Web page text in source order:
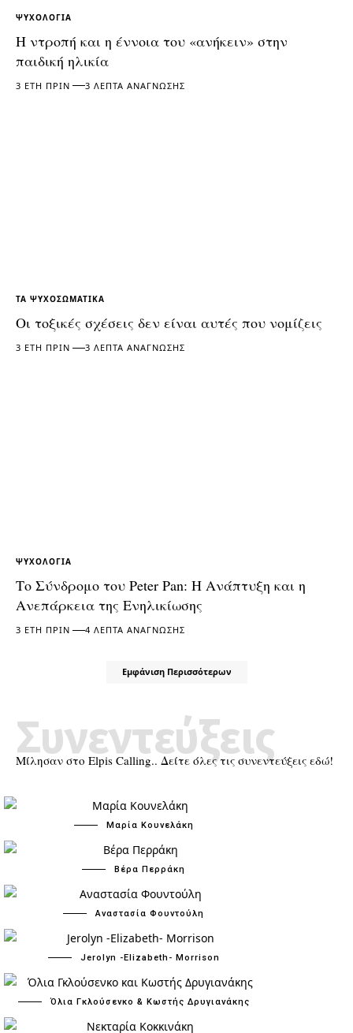
ΨΥΧΟΛΟΓΊΑ
Η ντροπή και η έννοια του «ανήκειν» στην
παιδική ηλικία
3 ΈΤΗ ΠΡΙΝ 3 ΛΕΠΤΆ ΑΝΆΓΝΩΣΗΣ
ΤΑ ΨΥΧΟΣΩΜΑΤΙΚΆ
Οι τοξικές σχέσεις δεν είναι αυτές που νομίζεις
3 ΈΤΗ ΠΡΙΝ 3 ΛΕΠΤΆ ΑΝΆΓΝΩΣΗΣ
ΨΥΧΟΛΟΓΊΑ
Το Σύνδρομο του Peter Pan: Η Ανάπτυξη και η
Ανεπάρκεια της Ενηλικίωσης
3 ΈΤΗ ΠΡΙΝ 4 ΛΕΠΤΆ ΑΝΆΓΝΩΣΗΣ
Εμφάνιση Περισσότερων
Μίλησαν στο Elpis Calling.. Δείτε όλες τις συνεντεύξεις εδώ!
Συνεντεύξεις
Μαρία Κουνελάκη
Βέρα Περράκη
Αναστασία Φουντούλη
Jerolyn -Elizabeth- Morrison
Όλια Γκλούσενκο & Κωστής Δρυγιανάκης